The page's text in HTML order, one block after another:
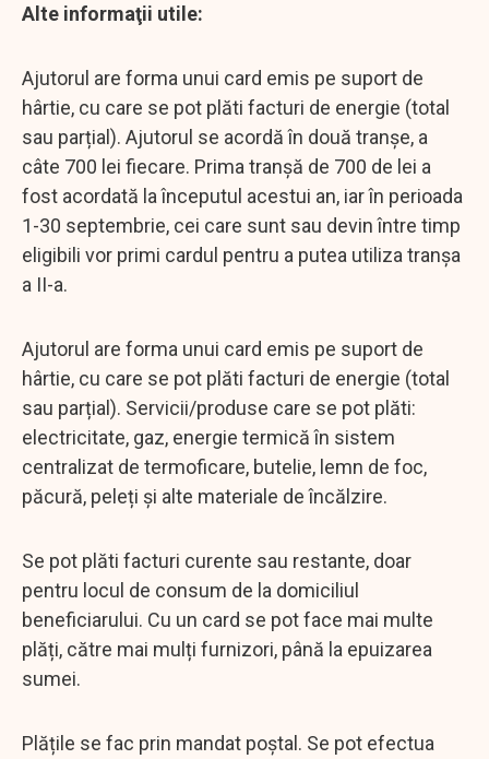
Alte informaţii utile:
Ajutorul are forma unui card emis pe suport de
hârtie, cu care se pot plăti facturi de energie (total
sau parțial). Ajutorul se acordă în două tranșe, a
câte 700 lei fiecare. Prima tranşă de 700 de lei a
fost acordată la începutul acestui an, iar în perioada
1-30 septembrie, cei care sunt sau devin între timp
eligibili vor primi cardul pentru a putea utiliza tranșa
a II-a.
Ajutorul are forma unui card emis pe suport de
hârtie, cu care se pot plăti facturi de energie (total
sau parțial). Servicii/produse care se pot plăti:
electricitate, gaz, energie termică în sistem
centralizat de termoficare, butelie, lemn de foc,
păcură, peleți și alte materiale de încălzire.
Se pot plăti facturi curente sau restante, doar
pentru locul de consum de la domiciliul
beneficiarului. Cu un card se pot face mai multe
plăți, către mai mulți furnizori, până la epuizarea
sumei.
Plățile se fac prin mandat poștal. Se pot efectua